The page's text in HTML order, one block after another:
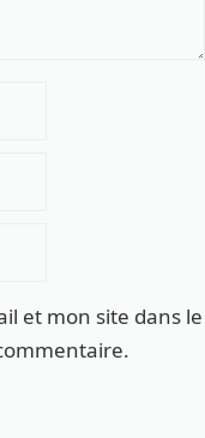
et mon site dans le